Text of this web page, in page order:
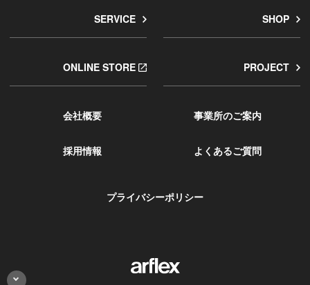
SERVICE SHOP
ONLINE STORE PROJECT
会社概要 事業所のご案内
採用情報 よくあるご質問
プライバシーポリシー